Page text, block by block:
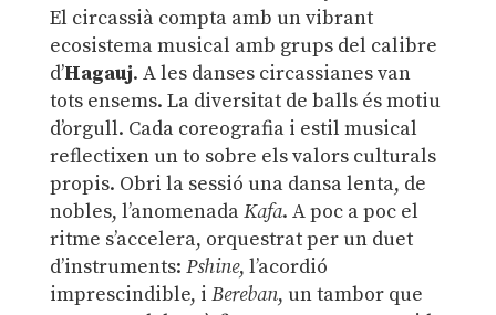
El circassià compta amb un vibrant
ecosistema musical amb grups del calibre
d’Hagauj. A les danses circassianes van
tots ensems. La diversitat de balls és motiu
d’orgull. Cada coreografia i estil musical
reflectixen un to sobre els valors culturals
propis. Obri la sessió una dansa lenta, de
nobles, l’anomenadaKafa. A poc a poc el
ritme s’accelera, orquestrat per un duet
d’instruments: Pshine, l’acordió
imprescindible, i Bereban, un tambor que